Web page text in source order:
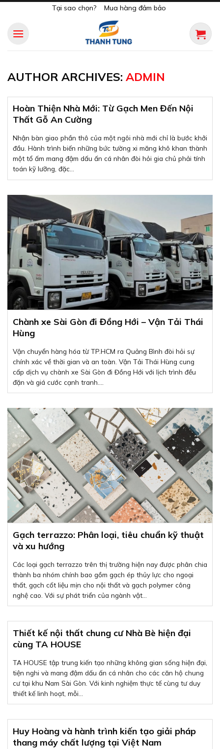
content
Tại sao chọn? Mua hàng đảm bảo
AUTHOR ARCHIVES: ADMIN
Hoàn Thiện Nhà Mới: Từ Gạch Men Đến Nội
Thất Gỗ An Cường
Nhận bàn giao phần thô của một ngôi nhà mới chỉ là bước khởi
đầu. Hành trình biến những bức tường xi măng khô khan thành
một tổ ấm mang đậm dấu ấn cá nhân đòi hỏi gia chủ phải tính
toán kỹ lưỡng, đặc...
Chành xe Sài Gòn đi Đồng Hới – Vận Tải Thái
Hùng
Vận chuyển hàng hóa từ TP.HCM ra Quảng Bình đòi hỏi sự
chính xác về thời gian và an toàn. Vận Tải Thái Hùng cung
cấp dịch vụ chành xe Sài Gòn đi Đồng Hới với lịch trình đều
đặn và giá cước cạnh tranh....
Gạch terrazzo: Phân loại, tiêu chuẩn kỹ thuật
và xu hướng
Các loại gạch terrazzo trên thị trường hiện nay được phân chia
thành ba nhóm chính bao gồm gạch ép thủy lực cho ngoại
thất, gạch cốt liệu mịn cho nội thất và gạch polymer công
nghệ cao. Với sự phát triển của ngành vật...
Thiết kế nội thất chung cư Nhà Bè hiện đại
cùng TA HOUSE
TA HOUSE tập trung kiến tạo những không gian sống hiện đại,
tiện nghi và mang đậm dấu ấn cá nhân cho các căn hộ chung
cư tại khu Nam Sài Gòn. Với kinh nghiệm thực tế cùng tư duy
thiết kế linh hoạt, mỗi...
Huy Hoàng và hành trình kiến tạo giải pháp
thang máy chất lượng tại Việt Nam